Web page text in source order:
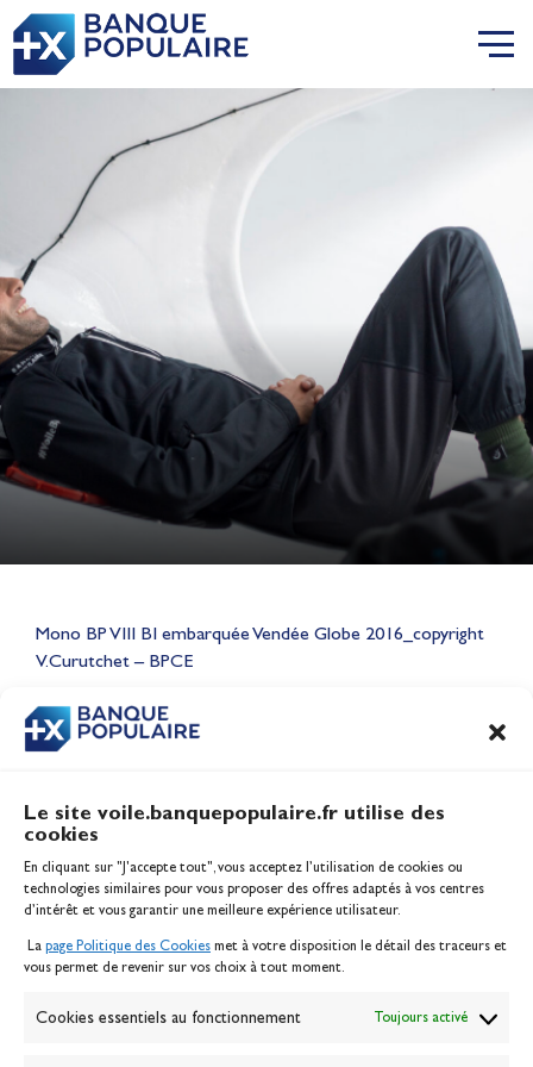
Le site voile.banquepopulaire.fr utilise des
cookies
En cliquant sur "J'accepte tout", vous acceptez l’utilisation de cookies ou
technologies similaires pour vous proposer des offres adaptés à vos centres
d’intérêt et vous garantir une meilleure expérience utilisateur.
La page Politique des Cookies met à votre disposition le détail des traceurs et
vous permet de revenir sur vos choix à tout moment.
Cookies essentiels au fonctionnement Toujours activé
Mono BP VIII BI embarquée Vendée Globe 2016_copyright
V.Curutchet – BPCE
CONTENU
Beach, sur le plan d'eau des
Jeux Olympiques 2028
Inscription serveur média
Contact
Politique des cookies
Banque de la voile